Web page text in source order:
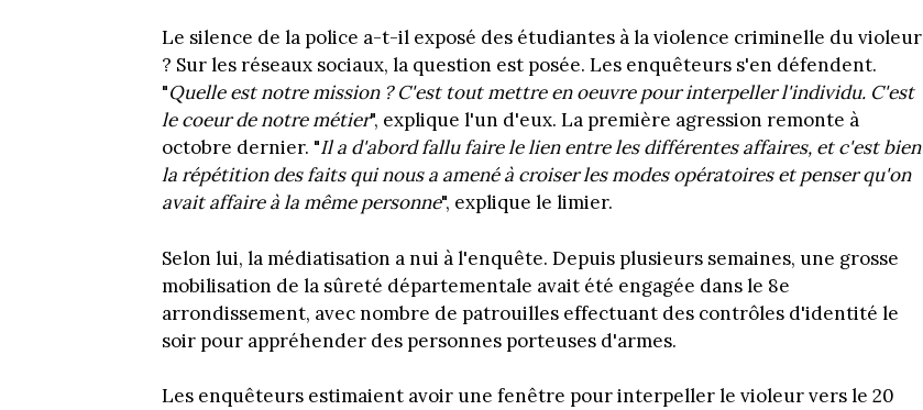
Le silence de la police a-t-il exposé des étudiantes à la violence criminelle du violeur
? Sur les réseaux sociaux, la question est posée. Les enquêteurs s'en défendent.
"Quelle est notre mission ? C'est tout mettre en oeuvre pour interpeller l'individu. C'est
le coeur de notre métier", explique l'un d'eux. La première agression remonte à
octobre dernier. "Il a d'abord fallu faire le lien entre les différentes affaires, et c'est bien
la répétition des faits qui nous a amené à croiser les modes opératoires et penser qu'on
avait affaire à la même personne", explique le limier.
Selon lui, la médiatisation a nui à l'enquête. Depuis plusieurs semaines, une grosse
mobilisation de la sûreté départementale avait été engagée dans le 8e
arrondissement, avec nombre de patrouilles effectuant des contrôles d'identité le
soir pour appréhender des personnes porteuses d'armes.
Les enquêteurs estimaient avoir une fenêtre pour interpeller le violeur vers le 20